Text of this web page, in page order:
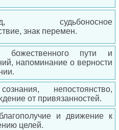
судьбоносное
знак перемен.
божественного пути и
напоминание о верности
непостоянство,
от привязанностей.
и движение к
целей.